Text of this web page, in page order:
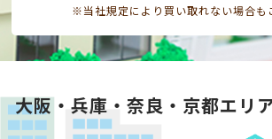
※当社規定により買い取れない場合も
大阪・兵庫・奈良・京都エリ